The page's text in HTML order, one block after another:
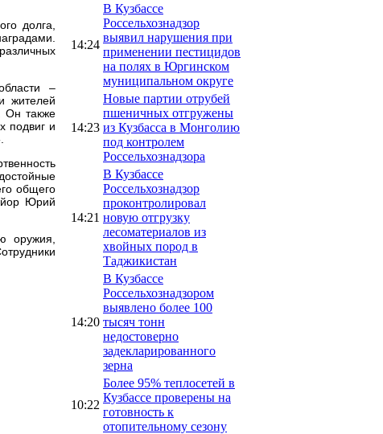
долга,
–
жителей
Он также
подвиг и
общего
Юрий
оружия,
14:24
В Кузбассе
Россельхознадзор
выявил нарушения при
применении пестицидов
на полях в Юргинском
муниципальном округе
14:23
Новые партии отрубей
пшеничных отгружены
из Кузбасса в Монголию
под контролем
Россельхознадзора
14:21
В Кузбассе
Россельхознадзор
проконтролировал
новую отгрузку
лесоматериалов из
хвойных пород в
Таджикистан
14:20
В Кузбассе
Россельхознадзором
выявлено более 100
тысяч тонн
недостоверно
задекларированного
зерна
10:22
Более 95% теплосетей в
Кузбассе проверены на
готовность к
отопительному сезону